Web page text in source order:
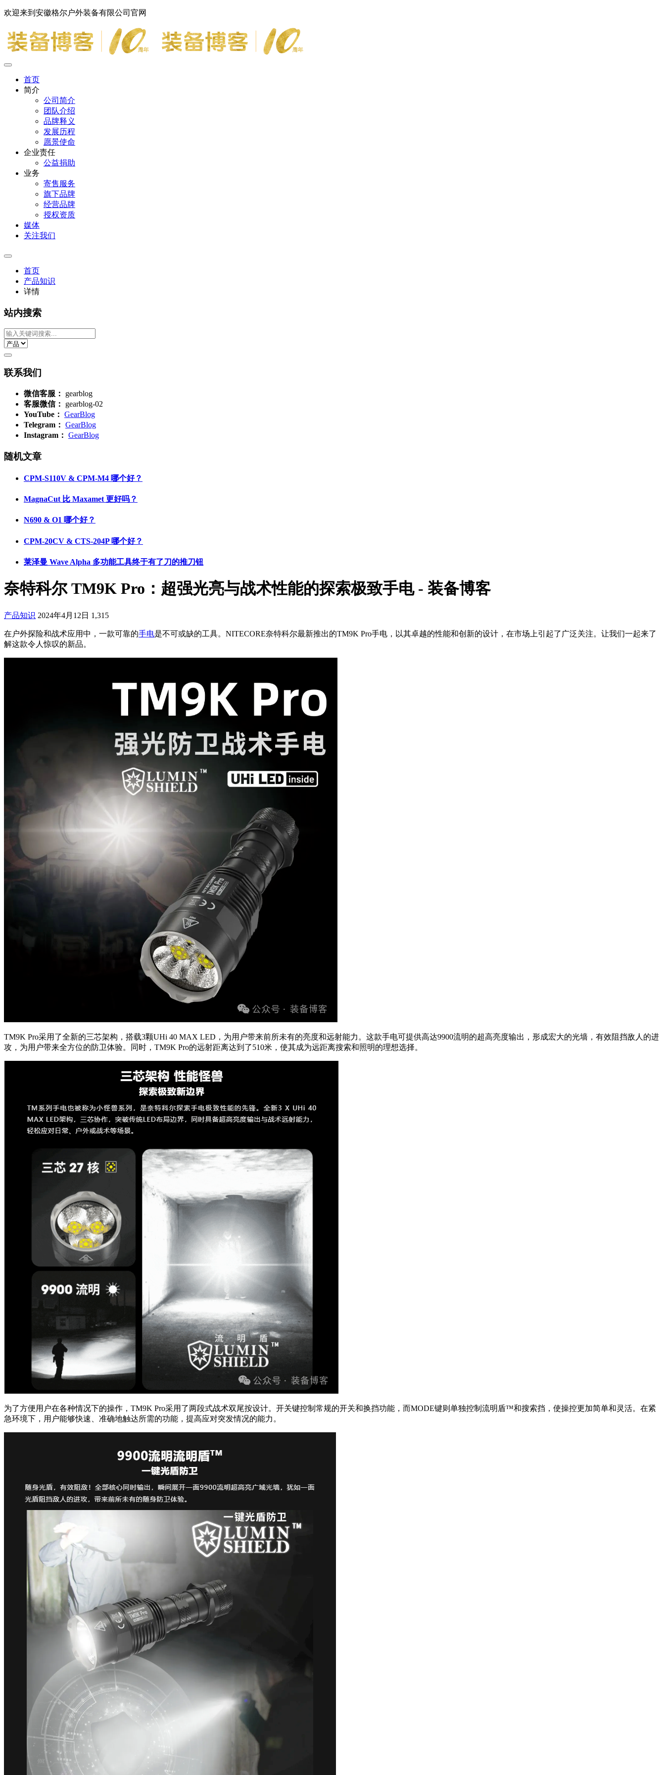
欢迎来到安徽格尔户外装备有限公司官网
首页
简介
公司简介
团队介绍
品牌释义
发展历程
愿景使命
企业责任
公益捐助
业务
寄售服务
旗下品牌
经营品牌
授权资质
媒体
关注我们
首页
产品知识
详情
站内搜索
联系我们
微信客服：
gearblog
客服微信：
gearblog-02
YouTube： GearBlog
Telegram： GearBlog
Instagram： GearBlog
随机文章
CPM-S110V & CPM-M4 哪个好？
MagnaCut 比 Maxamet 更好吗？
N690 & O1 哪个好？
CPM-20CV & CTS-204P 哪个好？
莱泽曼 Wave Alpha 多功能工具终于有了刀的推刀钮
奈特科尔 TM9K Pro：超强光亮与战术性能的探索极致手电 - 装备博客
产品知识 2024年4月12日 1,315
在户外探险和战术应用中，一款可靠的手电是不可或缺的工具。NITECORE奈特科尔最新推出的TM9K Pro手电，以其卓越的性能和创新的设计，在市场上引起了广泛关注。让我们一起来了
解这款令人惊叹的新品。
TM9K Pro采用了全新的三芯架构，搭载3颗UHi 40 MAX LED，为用户带来前所未有的亮度和远射能力。这款手电可提供高达9900流明的超高亮度输出，形成宏大的光墙，有效阻挡敌人的进
攻，为用户带来全方位的防卫体验。同时，TM9K Pro的远射距离达到了510米，使其成为远距离搜索和照明的理想选择。
为了方便用户在各种情况下的操作，TM9K Pro采用了两段式战术双尾按设计。开关键控制常规的开关和换挡功能，而MODE键则单独控制流明盾™和搜索挡，使操控更加简单和灵活。在紧
急环境下，用户能够快速、准确地触达所需的功能，提高应对突发情况的能力。